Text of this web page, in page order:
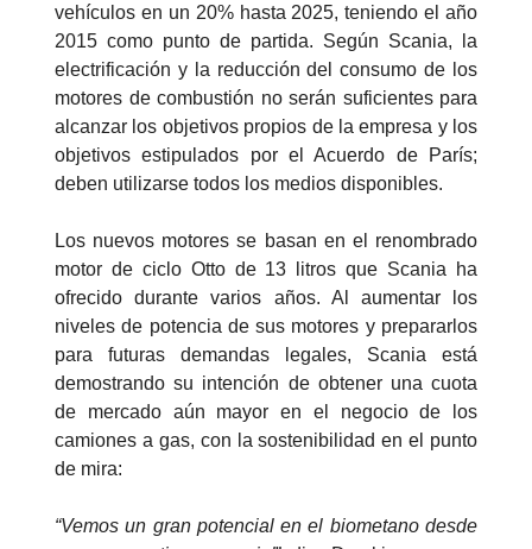
vehículos en un 20% hasta 2025, teniendo el año
2015 como punto de partida. Según Scania, la
electrificación y la reducción del consumo de los
motores de combustión no serán suficientes para
alcanzar los objetivos propios de la empresa y los
objetivos estipulados por el Acuerdo de París;
deben utilizarse todos los medios disponibles.
Los nuevos motores se basan en el renombrado
motor de ciclo Otto de 13 litros que Scania ha
ofrecido durante varios años. Al aumentar los
niveles de potencia de sus motores y prepararlos
para futuras demandas legales, Scania está
demostrando su intención de obtener una cuota
de mercado aún mayor en el negocio de los
camiones a gas, con la sostenibilidad en el punto
de mira:
“Vemos un gran potencial en el biometano desde